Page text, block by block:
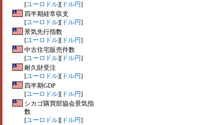
[ユーロドル][ ドル円]
四半期経常収支
[ユーロドル][ ドル円]
景気先行指数
[ユーロドル][ ドル円]
中古住宅販売件数
[ユーロドル][ ドル円]
耐久財受注
[ユーロドル][ ドル円]
四半期GDP
[ユーロドル][ ドル円]
シカゴ購買部協会景気指
数
[ユーロドル][ ドル円]